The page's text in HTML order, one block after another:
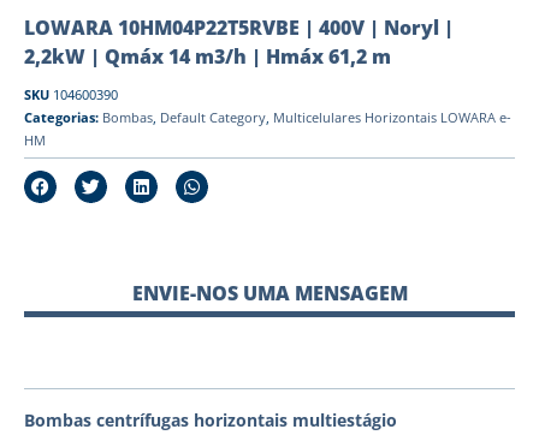
LOWARA 10HM04P22T5RVBE | 400V | Noryl |
2,2kW | Qmáx 14 m3/h | Hmáx 61,2 m
SKU 104600390
Categorias: Bombas, Default Category, Multicelulares Horizontais LOWARA e-
HM
ENVIE-NOS UMA MENSAGEM
Bombas centrífugas horizontais multiestágio